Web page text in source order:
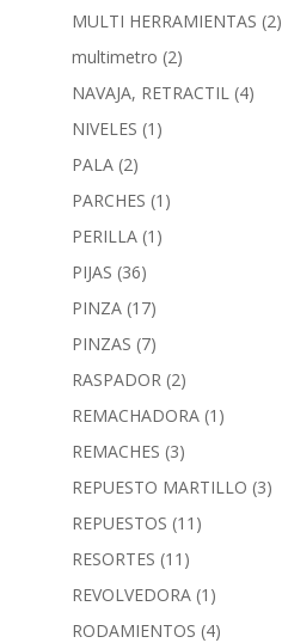
MULTI HERRAMIENTAS (2)
multimetro (2)
NAVAJA, RETRACTIL (4)
NIVELES (1)
PALA (2)
PARCHES (1)
PERILLA (1)
PIJAS (36)
PINZA (17)
PINZAS (7)
RASPADOR (2)
REMACHADORA (1)
REMACHES (3)
REPUESTO MARTILLO (3)
REPUESTOS (11)
RESORTES (11)
REVOLVEDORA (1)
RODAMIENTOS (4)